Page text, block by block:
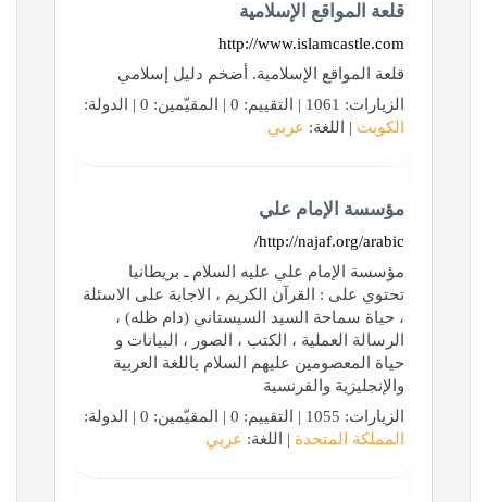
قلعة المواقع الإسلامية
http://www.islamcastle.com
قلعة المواقع الإسلامية. أضخم دليل إسلامي
الزيارات: 1061 | التقييم: 0 | المقيّمين: 0 | الدولة:
الكويت| اللغة:عربي
مؤسسة الإمام علي
http://najaf.org/arabic/
مؤسسة الإمام علي عليه السلام ـ بريطانيا
تحتوي على : القرآن الكريم ، الاجابة على الاسئلة
، حياة سماحة السيد السيستاني (دام ظله) ،
الرسالة العملية ، الكتب ، الصور ، البيانات و
حياة المعصومين عليهم السلام باللغة العربية
والإنجليزية والفرنسية
الزيارات: 1055 | التقييم: 0 | المقيّمين: 0 | الدولة:
المملكة المتحدة| اللغة:عربي